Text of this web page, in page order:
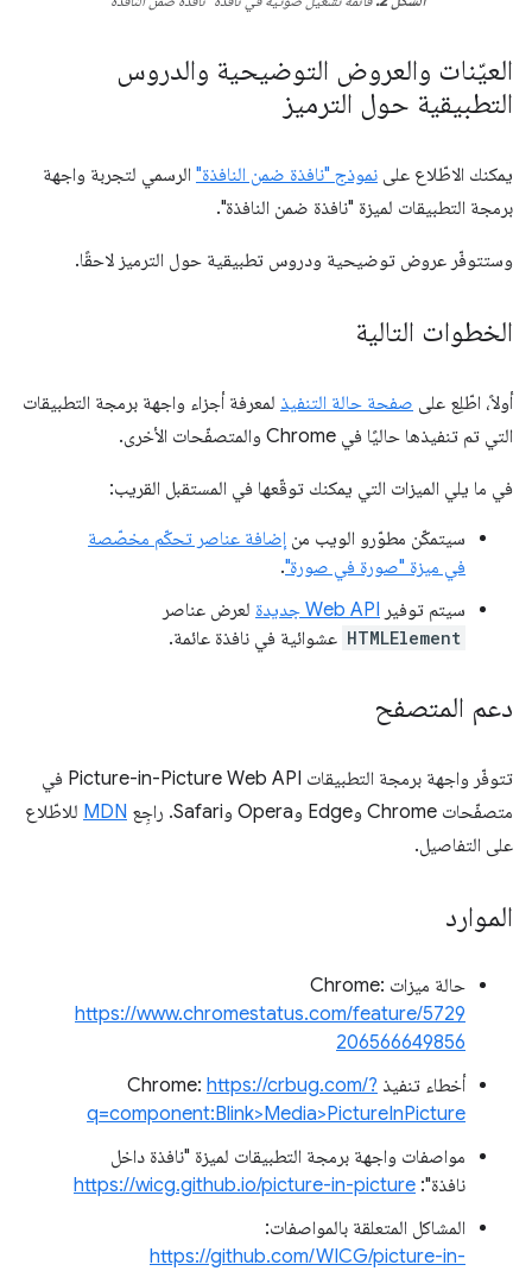
العيّنات والعروض التوضيحية والدروس
التطبيقية حول الترميز
يمكنك الاطّلاع على نموذج "نافذة ضمن النافذة" الرسمي لتجربة واجهة
برمجة التطبيقات لميزة "نافذة ضمن النافذة".
وستتوفّر عروض توضيحية ودروس تطبيقية حول الترميز لاحقًا.
الخطوات التالية
أولاً، اطّلِع على صفحة حالة التنفيذ لمعرفة أجزاء واجهة برمجة التطبيقات
التي تم تنفيذها حاليًا في Chrome والمتصفّحات الأخرى.
في ما يلي الميزات التي يمكنك توقّعها في المستقبل القريب:
سيتمكّن مطوّرو الويب من إضافة عناصر تحكّم مخصّصة
في ميزة "صورة في صورة".
سيتم توفير Web API جديدة لعرض عناصر
HTMLElement عشوائية في نافذة عائمة.
دعم المتصفح
تتوفّر واجهة برمجة التطبيقات Picture-in-Picture Web API في
متصفّحات Chrome وEdge وOpera وSafari. راجِع
MDN للاطّلاع
على التفاصيل.
الموارد
حالة ميزات Chrome:
https://www.chromestatus.com/feature/5729
206566649856
أخطاء تنفيذ Chrome: https://crbug.com/?
q=component:Blink>Media>PictureInPicture
مواصفات واجهة برمجة التطبيقات لميزة "نافذة داخل
نافذة": https://wicg.github.io/picture-in-picture
المشاكل المتعلقة بالمواصفات:
https://github.com/WICG/picture-in-